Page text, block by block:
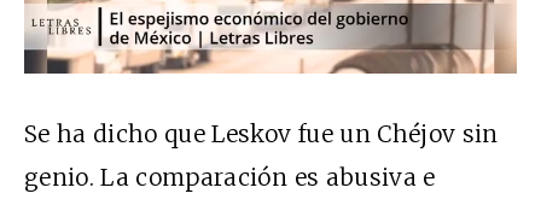
Se ha dicho que Leskov fue un Chéjov sin
genio. La comparación es abusiva e